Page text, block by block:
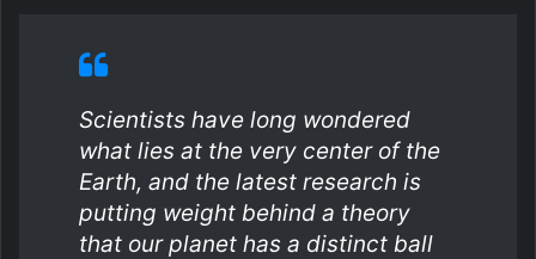
Scientists have long wondered
what lies at the very center of the
Earth, and the latest research is
putting weight behind a theory
that our planet has a distinct ball